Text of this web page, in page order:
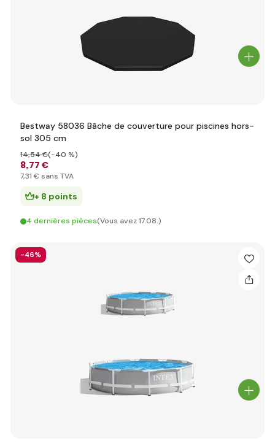
Bestway 58036 Bâche de couverture pour piscines hors-
sol 305 cm
8,77 €
14,54 €(-40 %)
7,31 € sans TVA
+ 8 points
4 dernières pièces(Vous avez 17.08.)
-46%